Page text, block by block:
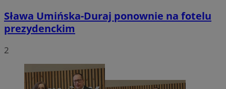
Sława Umińska-Duraj ponownie na fotelu
prezydenckim
2